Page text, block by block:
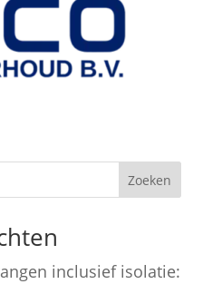
Zoeken
inclusief isolatie: